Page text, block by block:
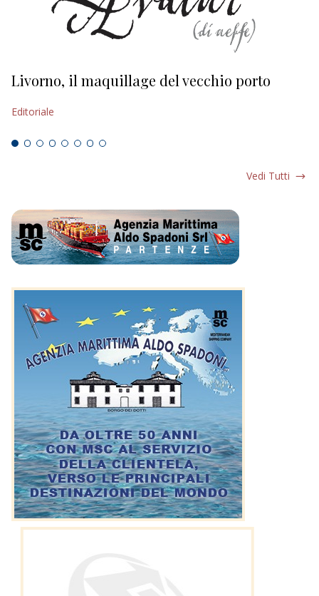
Livorno, il maquillage del vecchio porto
Editoriale
Vedi Tutti